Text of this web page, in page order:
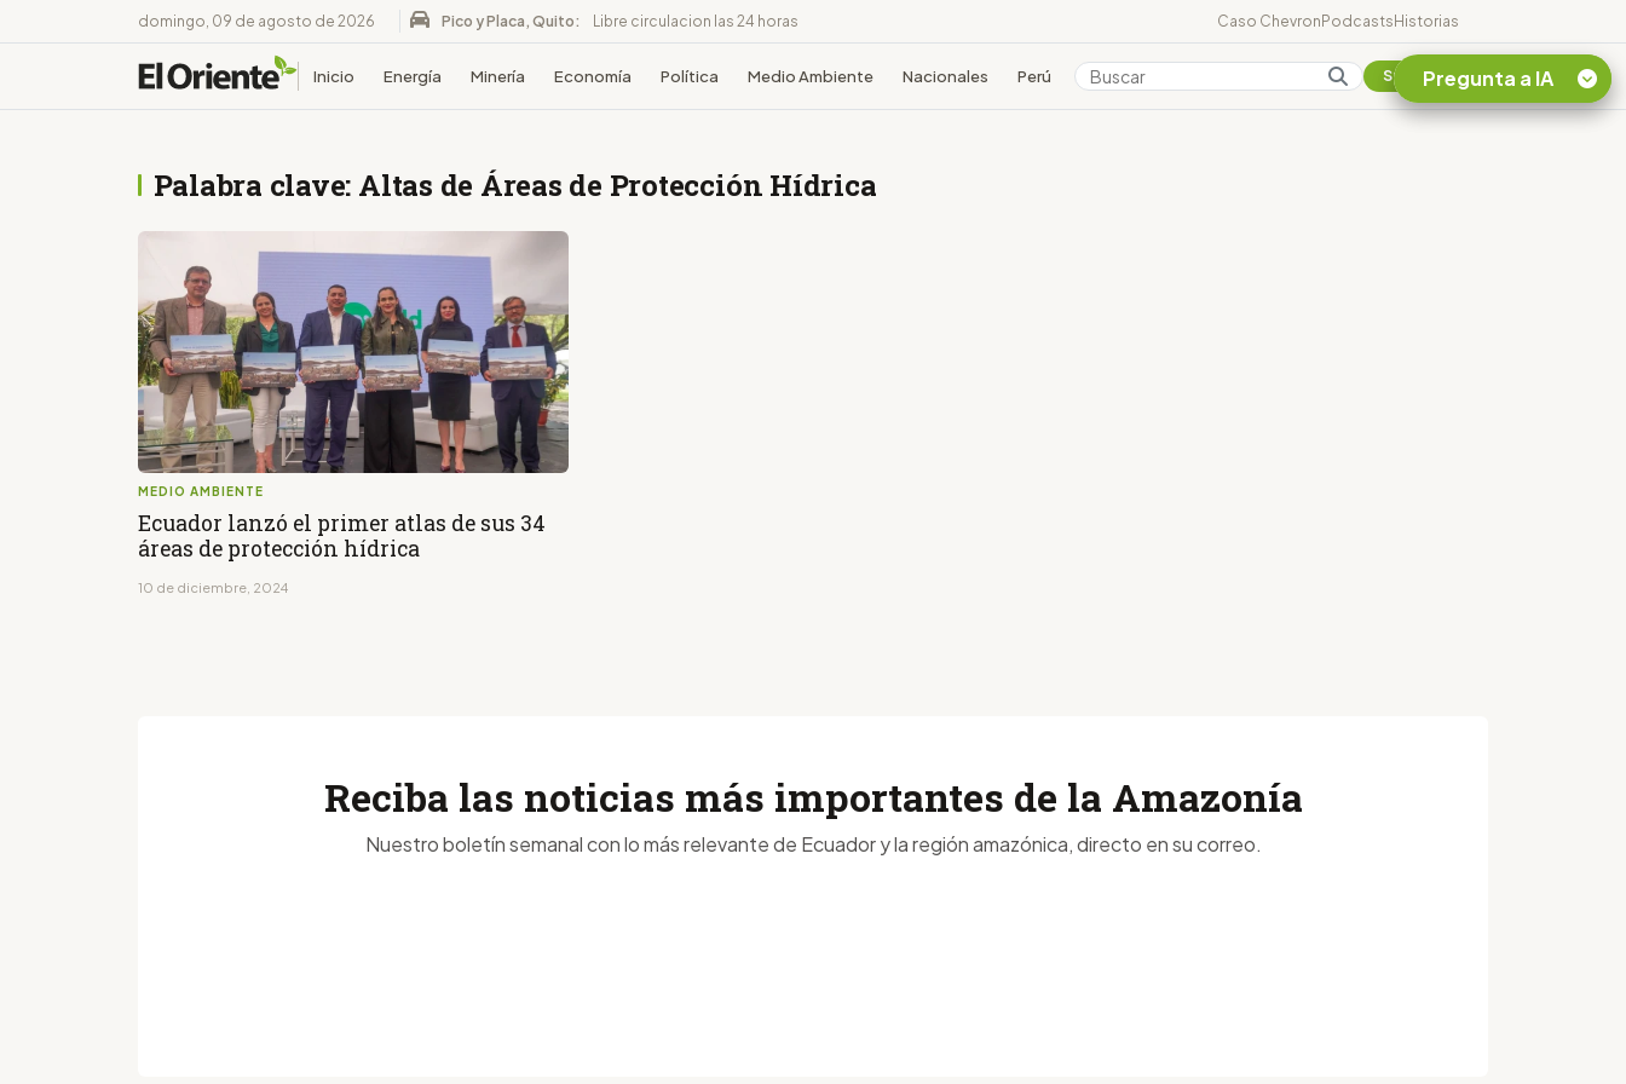
domingo, 09 de agosto de 2026 Pico y Placa, Quito: Libre circulacion las 24 horas Caso ChevronPodcastsHistorias
Inicio Energía Minería Economía Política Medio Ambiente Nacionales Perú Colombia Suscribirse
Palabra clave: Altas de Áreas de Protección Hídrica
MEDIO AMBIENTE
Ecuador lanzó el primer atlas de sus 34
áreas de protección hídrica
10 de diciembre, 2024
Pregunta a IA
Reciba las noticias más importantes de la Amazonía
Nuestro boletín semanal con lo más relevante de Ecuador y la región amazónica, directo en su correo.